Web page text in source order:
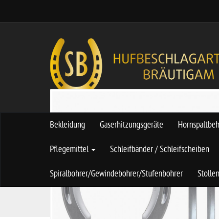
Bekleidung Gaserhitzungsgeräte
Pflegemittel Schleifbänder / Schleifscheiben
Spiralbohrer/Gewindebohrer/Stufenbohrer Stollen
S
t
Hufeisen Hufeisen Kerckhaert